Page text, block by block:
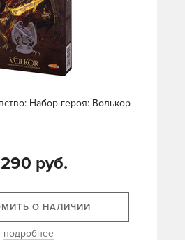
Набор героя: Волькор
руб.
О НАЛИЧИИ
подробнее